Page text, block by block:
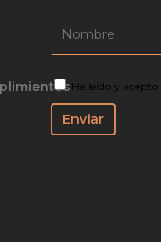
He leído y acepto